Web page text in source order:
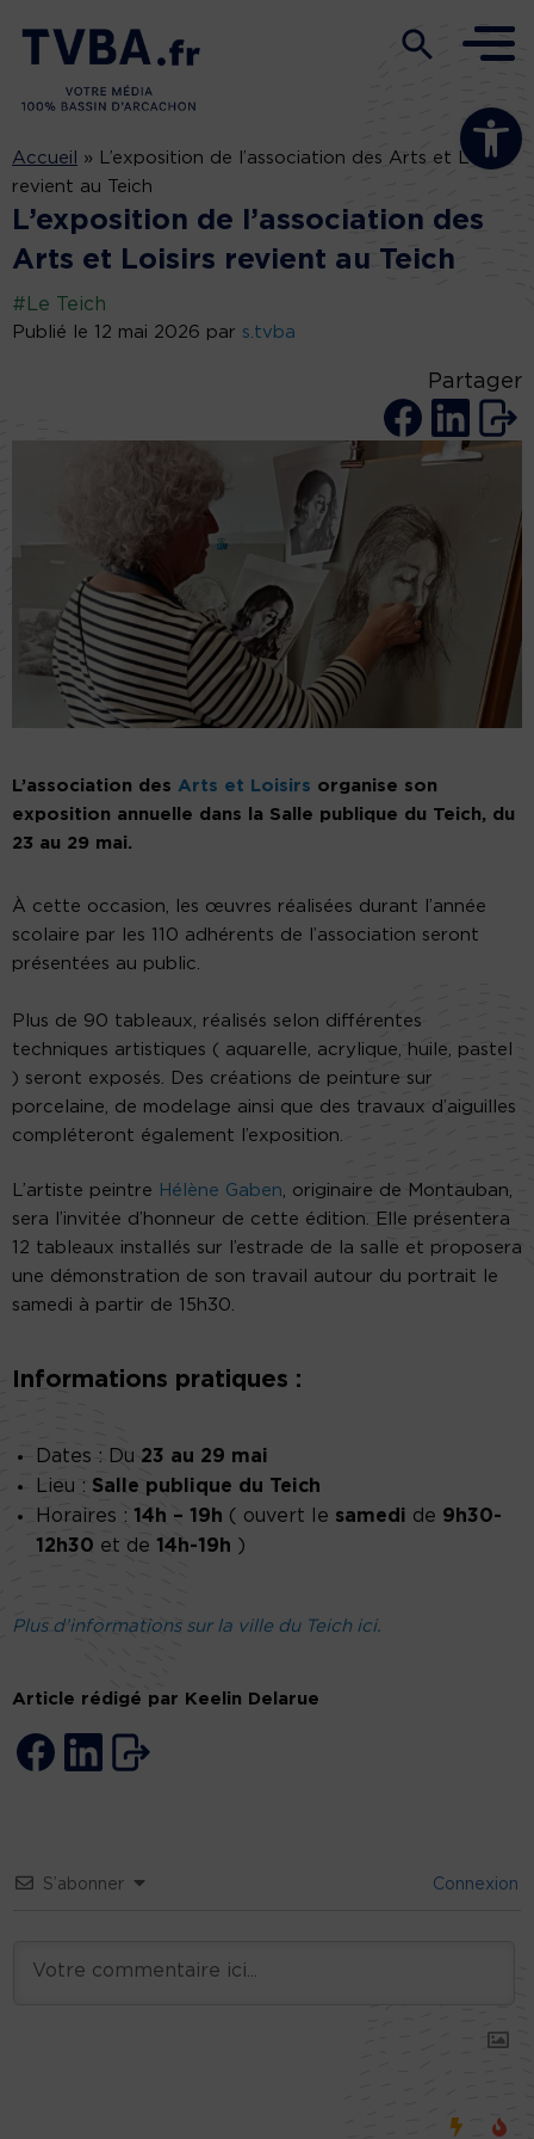
Ouvrir la
Accueil »
L’exposition de l’association des Arts et Loisirs
revient au Teich
L’exposition de l’association des
Arts et Loisirs revient au Teich
#Le Teich
Publié le 12 mai 2026 par s.tvba
Partager
L’association des Arts et Loisirs organise son
exposition annuelle dans la Salle publique du Teich, du
23 au 29 mai.
À cette occasion, les œuvres réalisées durant l’année
scolaire par les 110 adhérents de l’association seront
présentées au public.
Plus de 90 tableaux, réalisés selon différentes
techniques artistiques ( aquarelle, acrylique, huile, pastel
) seront exposés. Des créations de peinture sur
porcelaine, de modelage ainsi que des travaux d’aiguilles
compléteront également l’exposition.
L’artiste peintre Hélène Gaben, originaire de Montauban,
sera l’invitée d’honneur de cette édition. Elle présentera
12 tableaux installés sur l’estrade de la salle et proposera
une démonstration de son travail autour du portrait le
samedi à partir de 15h30.
Informations pratiques :
Dates : Du 23 au 29 mai
Lieu : Salle publique du Teich
Horaires : 14h – 19h ( ouvert le samedi de 9h30-
12h30 et de 14h-19h )
Plus d’informations sur la ville du Teich ici.
Article rédigé par Keelin Delarue
S’abonner Connexion